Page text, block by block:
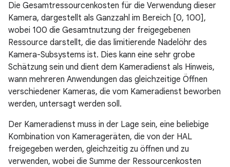
Die Gesamtressourcenkosten für die Verwendung dieser
Kamera, dargestellt als Ganzzahl im Bereich [0, 100],
wobei 100 die Gesamtnutzung der freigegebenen
Ressource darstellt, die das limitierende Nadelöhr des
Kamera-Subsystems ist. Dies kann eine sehr grobe
Schätzung sein und dient dem Kameradienst als Hinweis,
wann mehreren Anwendungen das gleichzeitige Öffnen
verschiedener Kameras, die vom Kameradienst beworben
werden, untersagt werden soll.
Der Kameradienst muss in der Lage sein, eine beliebige
Kombination von Kamerageräten, die von der HAL
freigegeben werden, gleichzeitig zu öffnen und zu
verwenden, wobei die Summe der Ressourcenkosten